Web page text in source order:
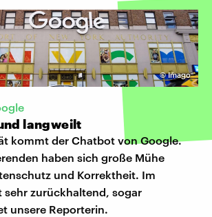
©Imago
langweilt
kommt der Chatbot von Google.
haben sich große Mühe
und Korrektheit. Im
sehr zurückhaltend, sogar
unsere Reporterin.